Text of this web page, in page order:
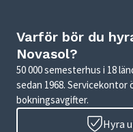
Varför bör du
Novasol?
50 000 semesterhus i 18
sedan 1968. Servicekontor
bokningsavgifter.
Hyra